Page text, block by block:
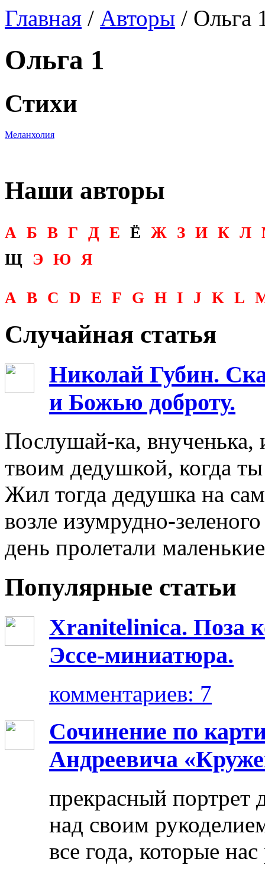
Главная / Авторы / Ольга
Ольга 1
Стихи
Меланхолия
Наши авторы
А Б В Г Д Е Ё Ж З И К Л
Щ
Э Ю Я
A B C D E F G H I J K L
Случайная статья
Николай Губин.
и Божью доброту.
Послушай-ка, внученька,
твоим дедушкой, когда
Жил тогда дедушка на
возле изумрудно-
день пролетали
Популярные статьи
Xranitelinica. Поза
Эссе-миниатюра.
комментариев: 7
Сочинение по
Андреевича
прекрасный портрет
над своим
все года, которые